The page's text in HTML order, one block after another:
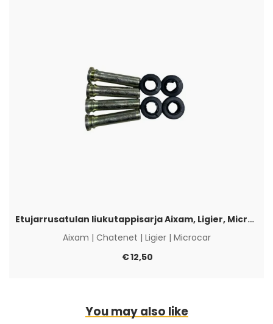
Etujarrusatulan liukutappisarja Aixam, Ligier, Microcar & Chatenet
Aixam | Chatenet | Ligier| Microcar
€12,50
You may also like